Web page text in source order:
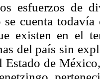
esfuerzos de
se cuenta
existen en el
del país sin
Estado de